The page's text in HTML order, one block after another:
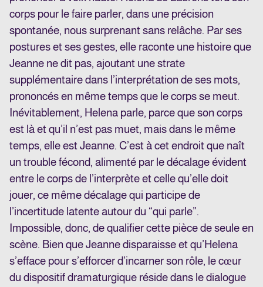
corps pour le faire parler, dans une précision
spontanée, nous surprenant sans relâche. Par ses
postures et ses gestes, elle raconte une histoire que
Jeanne ne dit pas, ajoutant une strate
supplémentaire dans l’interprétation de ses mots,
prononcés en même temps que le corps se meut.
Inévitablement, Helena parle, parce que son corps
est là et qu’il n’est pas muet, mais dans le même
temps, elle est Jeanne. C’est à cet endroit que naît
un trouble fécond, alimenté par le décalage évident
entre le corps de l’interprète et celle qu’elle doit
jouer, ce même décalage qui participe de
l’incertitude latenteautour du “qui parle”.
Impossible, donc, de qualifier cette pièce de seule en
scène. Bien que Jeanne disparaisse et qu’Helena
s’efface pour s’efforcer d’incarner son rôle, le cœur
du dispositif dramaturgique réside dans le dialogue